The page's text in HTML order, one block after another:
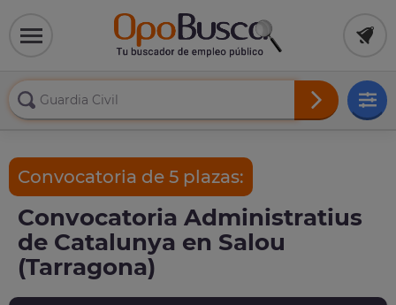
Convocatoria de 5 plazas:
Convocatoria Administratius
de Catalunya en Salou
(Tarragona)